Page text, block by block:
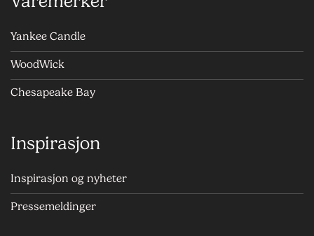
Yankee Candle
WoodWick
Chesapeake Bay
Inspirasjon
Inspirasjon og nyheter
Pressemeldinger